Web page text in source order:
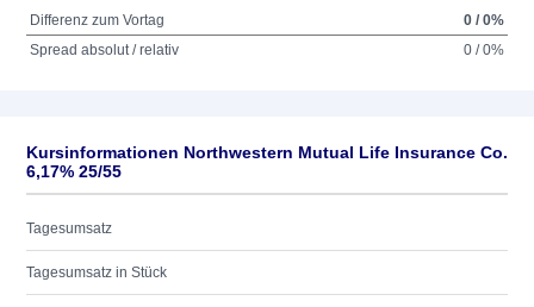
Differenz zum Vortag
0 / 0%
Spread absolut / relativ
0 / 0%
Kursinformationen Northwestern Mutual Life Insurance Co.
6,17% 25/55
Tagesumsatz
Tagesumsatz in Stück